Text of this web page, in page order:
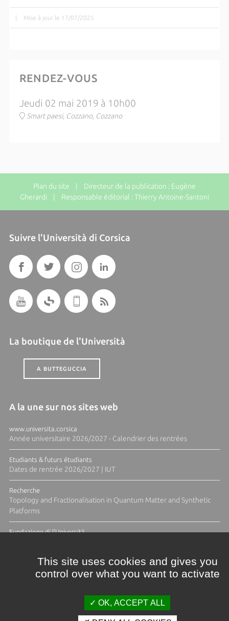
| Mise à jour le 17/07/2025
RENDEZ-VOUS
Jeudi 02 mai 2019 à 10h00
Smart paesi, Cozzano, Cozzano
Plan du site | Directeur de la publication : Eugène
Gherardi | Responsable éditorial : Thierry Antoine-Santoni
Suivre l'Università di Corsica
La boutique de l'Università
A BUTTEGUCCIA
A la une sur nos sites web
www.universita.corsica
Année universitaire 2026/2027 - Calendrier des rentrées
Etudiants & futurs étudiants
Dates de rentrée 2026/2027 | IUT
Recherche
Topology and Fractionalisation in Quantum Matter and Synthetic
Platforms
Fundazione di l'Università
This site uses cookies and gives you
control over what you want to activate
OK, ACCEPT ALL